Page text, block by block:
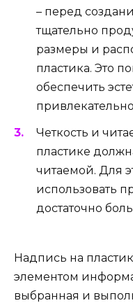
– перед
тщательно
размеры и
пластика. Это
обеспечить
Четкость и
пластике
читаемой. Для
использовать
достаточно
Надпись на
элементом
выбранная и